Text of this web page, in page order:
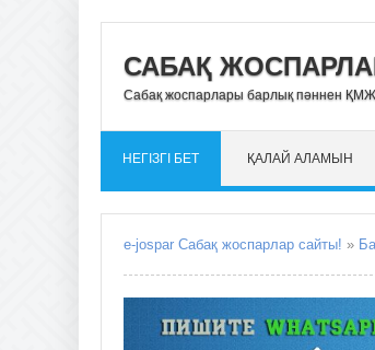
САБАҚ
Сабақ жоспарлары барлық пәннен
НЕГІЗГІ БЕТ ҚАЛАЙ АЛАМЫН
e-jospar Сабақ жоспарлар сайты! »